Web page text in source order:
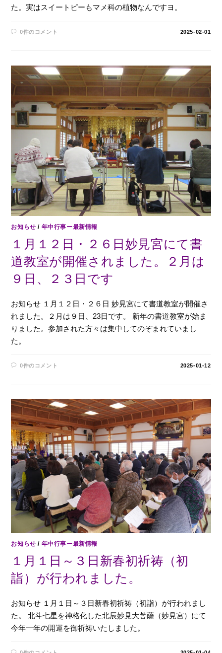
た。実はスイートピーもマメ科の植物なんですヨ。
0件のコメント 2025-02-01
お知らせ / 年中行事ー最新情報
１月１２日・２６日妙見宮にて書
道教室が開催されました。２月は
９日、２３日です
お知らせ １月１２日・２６日 妙見宮にて書道教室が開催さ
れました。２月は９日、23日です。 新年の書道教室が始ま
りました。参加された方々は集中してのぞまれていまし
た。
0件のコメント 2025-01-12
お知らせ / 年中行事ー最新情報
１月１日～３日新春初祈祷（初
詣）が行われました。
お知らせ １月１日～３日新春初祈祷（初詣）が行われまし
た。 北斗七星を神格化した北辰妙見大菩薩（妙見宮）にて
今年一年の開運を御祈祷いたしました。